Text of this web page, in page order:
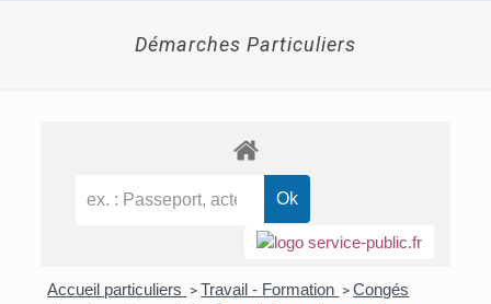
Démarches Particuliers
Accueil particuliers > Travail - Formation > Congés